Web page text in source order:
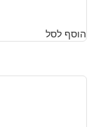
הוסף לסל